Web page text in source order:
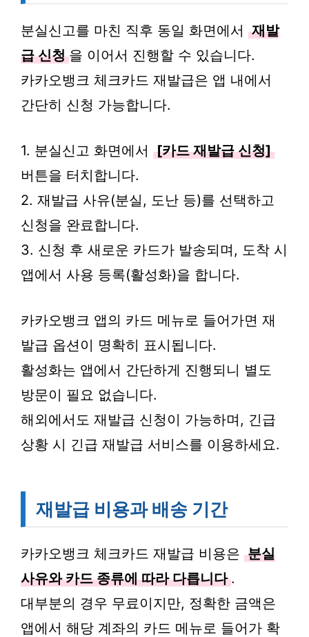
분실신고를 마친 직후 동일 화면에서 재발
급 신청 을 이어서 진행할 수 있습니다.
카카오뱅크 체크카드 재발급은 앱 내에서
간단히 신청 가능합니다.
1. 분실신고 화면에서 [카드 재발급 신청]
버튼을 터치합니다.
2. 재발급 사유(분실, 도난 등)를 선택하고
신청을 완료합니다.
3. 신청 후 새로운 카드가 발송되며, 도착 시
앱에서 사용 등록(활성화)을 합니다.
카카오뱅크 앱의 카드 메뉴로 들어가면 재
발급 옵션이 명확히 표시됩니다.
활성화는 앱에서 간단하게 진행되니 별도
방문이 필요 없습니다.
해외에서도 재발급 신청이 가능하며, 긴급
상황 시 긴급 재발급 서비스를 이용하세요.
재발급 비용과 배송 기간
카카오뱅크 체크카드 재발급 비용은 분실
사유와 카드 종류에 따라 다릅니다 .
대부분의 경우 무료이지만, 정확한 금액은
앱에서 해당 계좌의 카드 메뉴로 들어가 확